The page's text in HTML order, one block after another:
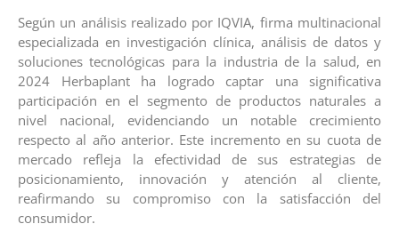
Según un análisis realizado por IQVIA, firma multinacional
especializada en investigación clínica, análisis de datos y
soluciones tecnológicas para la industria de la salud, en
2024 Herbaplant ha logrado captar una significativa
participación en el segmento de productos naturales a
nivel nacional, evidenciando un notable crecimiento
respecto al año anterior. Este incremento en su cuota de
mercado refleja la efectividad de sus estrategias de
posicionamiento, innovación y atención al cliente,
reafirmando su compromiso con la satisfacción del
consumidor.